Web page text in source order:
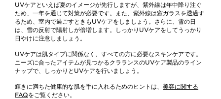
UVケアといえば夏のイメージが先行しますが、紫外線は年中降り注ぐ
ため、一年を通じて対策が必要です。また、紫外線は窓ガラスを透過す
るため、室内で過ごすときもUVケアをしましょう。さらに、雪の日
は、雪の反射で陽射しが倍増します。しっかりUVケアをしてうっかり
日やけに注意しましょう。
UVケアは肌タイプに関係なく、すべての方に必要なスキンケアです。
ニーズに合ったアイテムが見つかるクラランスのUVケア製品のライン
ナップで、しっかりとUVケアを行いましょう。
輝きに満ちた健康的な肌を手に入れるためのヒントは、 美容に関する
FAQをご覧ください。